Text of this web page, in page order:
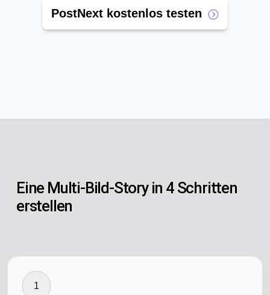
PostNext kostenlos testen
Eine Multi-Bild-Story in 4 Schritten
erstellen
1